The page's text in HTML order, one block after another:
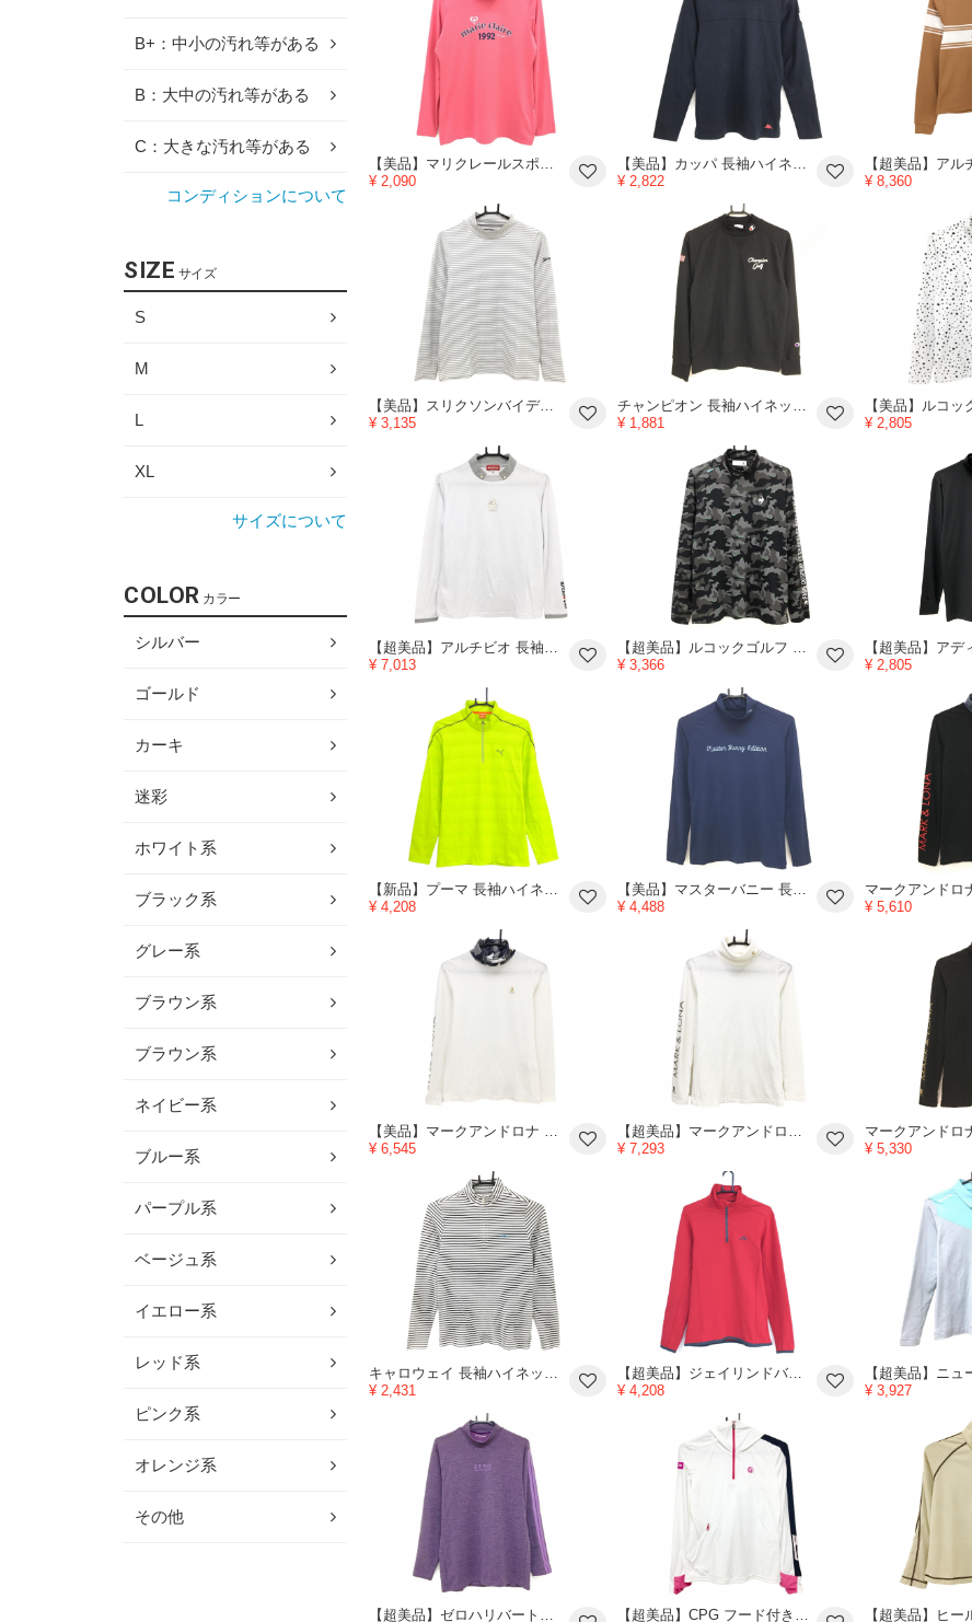
¥ 2,090
¥ 2,822
¥ 8,360
【美品】スリクソンバイデサント 長袖ハイネックシャツ グレー×白 ボーダー 裏微起毛 レディース M ゴルフウェア SRIXON
¥ 3,135
¥ 1,881
¥ 2,805
¥ 7,013
¥ 3,366
¥ 2,805
¥ 4,208
【美品】マスターバニー 長袖ハイネックシャツ ネイビー フロントロゴ レディース 0(S) ゴルフウェア MASTER BUNNY EDITION
¥ 4,488
¥ 5,610
¥ 6,545
¥ 7,293
¥ 5,330
¥ 2,431
【超美品】ジェイリンドバーグ 長袖ハイネックシャツ レッド 裏微起毛 ハーフジップ ロゴダークグレー メンズ M ゴルフウェア J．LINDEBERG
¥ 4,208
¥ 3,927
B+：中小の汚れ等がある
B：大中の汚れ等がある
C：大きな汚れ等がある
コンディションについて
SIZE サイズ
S
M
L
XL
サイズについて
COLOR カラー
シルバー
ゴールド
カーキ
迷彩
ホワイト系
ブラック系
グレー系
ブラウン系
ブラウン系
ネイビー系
ブルー系
パープル系
ベージュ系
イエロー系
レッド系
ピンク系
オレンジ系
その他